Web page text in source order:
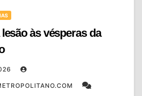
às vésperas da